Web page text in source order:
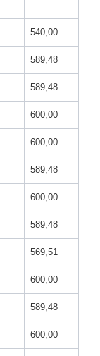
540,00
589,48
589,48
600,00
600,00
589,48
600,00
589,48
569,51
600,00
589,48
600,00